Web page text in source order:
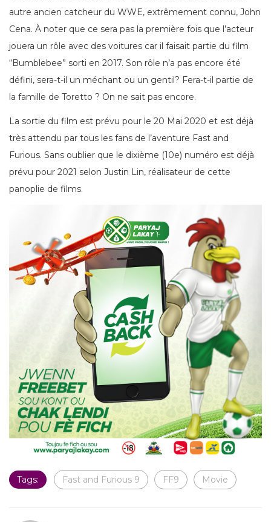
autre ancien catcheur du WWE, extrêmement connu, John
Cena. À noter que ce sera pas la première fois que l’acteur
jouera un rôle avec des voitures car il faisait partie du film
“Bumblebee” sorti en 2017. Son rôle n’a pas encore été
défini, sera-t-il un méchant ou un gentil? Fera-t-il partie de
la famille de Toretto ? On ne sait pas encore.
La sortie du film est prévu pour le 20 Mai 2020 et est déjà
très attendu par tous les fans de l’aventure Fast and
Furious. Sans oublier que le dixième (10e) numéro est déjà
prévu pour 2021 selon Justin Lin, réalisateur de cette
panoplie de films.
Tags: Fast and Furious 9 FF9 Movie